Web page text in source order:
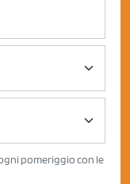
pomeriggio con le